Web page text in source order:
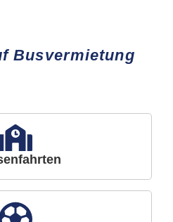
Busvermietung